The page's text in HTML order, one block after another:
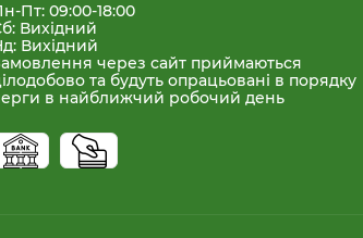
Пт: 09:00-18:00
Вихідний
Вихідний
через сайт приймаються
та будуть опрацьовані в порядку
в найближчий робочий день